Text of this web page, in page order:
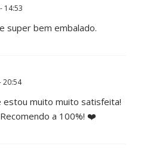
14:53
super bem embalado.
20:54
estou muito muito satisfeita!
a 100%! ❤️